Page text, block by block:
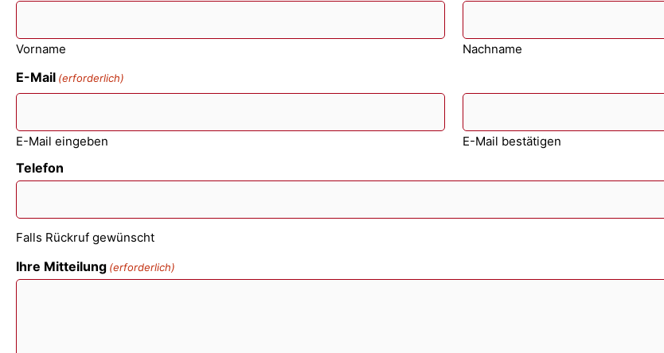
Vorname Nachname
E-Mail (erforderlich)
E-Mail eingeben E-Mail bestätigen
Telefon
Falls Rückruf gewünscht
Ihre Mitteilung (erforderlich)